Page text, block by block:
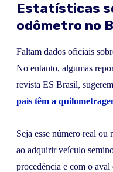
Estatísticas
odômetro no
Faltam dados oficiais
No entanto, algumas
revista ES Brasil,
país têm a
Seja esse número real ou
ao adquirir veículo
procedência e com o